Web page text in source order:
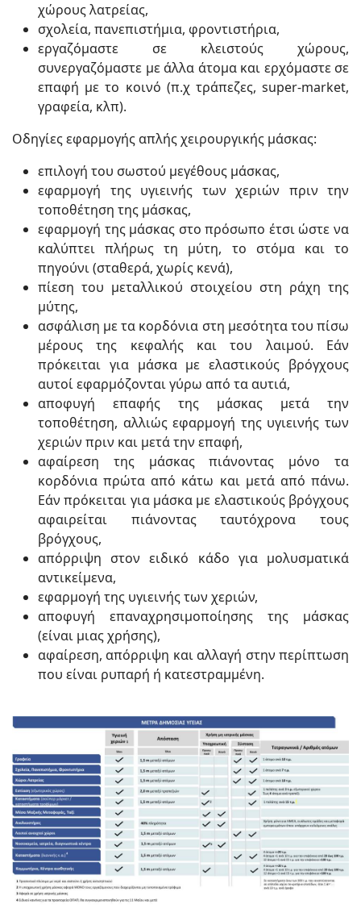
χώρους λατρείας,
σχολεία, πανεπιστήμια, φροντιστήρια,
εργαζόμαστε σε κλειστούς χώρους,
συνεργαζόμαστε με άλλα άτομα και ερχόμαστε σε
επαφή με το κοινό (π.χ τράπεζες, super-market,
γραφεία, κλπ).
Οδηγίες εφαρμογής απλής χειρουργικής μάσκας:
επιλογή του σωστού μεγέθους μάσκας,
εφαρμογή της υγιεινής των χεριών πριν την
τοποθέτηση της μάσκας,
εφαρμογή της μάσκας στο πρόσωπο έτσι ώστε να
καλύπτει πλήρως τη μύτη, το στόμα και το
πηγούνι (σταθερά, χωρίς κενά),
πίεση του μεταλλικού στοιχείου στη ράχη της
μύτης,
ασφάλιση με τα κορδόνια στη μεσότητα του πίσω
μέρους της κεφαλής και του λαιμού. Εάν
πρόκειται για μάσκα με ελαστικούς βρόγχους
αυτοί εφαρμόζονται γύρω από τα αυτιά,
αποφυγή επαφής της μάσκας μετά την
τοποθέτηση, αλλιώς εφαρμογή της υγιεινής των
χεριών πριν και μετά την επαφή,
αφαίρεση της μάσκας πιάνοντας μόνο τα
κορδόνια πρώτα από κάτω και μετά από πάνω.
Εάν πρόκειται για μάσκα με ελαστικούς βρόγχους
αφαιρείται πιάνοντας ταυτόχρονα τους
βρόγχους,
απόρριψη στον ειδικό κάδο για μολυσματικά
αντικείμενα,
εφαρμογή της υγιεινής των χεριών,
αποφυγή επαναχρησιμοποίησης της μάσκας
(είναι μιας χρήσης),
αφαίρεση, απόρριψη και αλλαγή στην περίπτωση
που είναι ρυπαρή ή κατεστραμμένη.